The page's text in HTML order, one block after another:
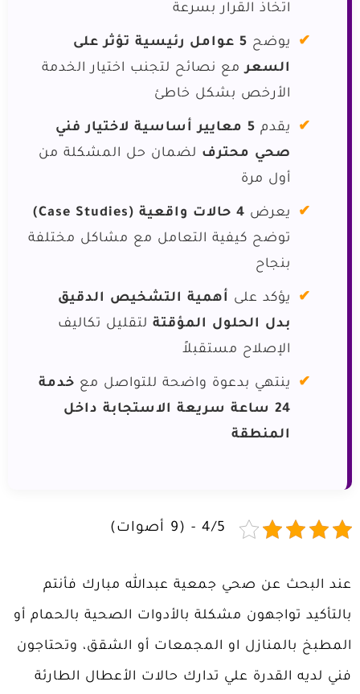
اتخاذ القرار بسرعة
يوضح
5 عوامل رئيسية تؤثر على
السعر مع نصائح لتجنب اختيار الخدمة
الأرخص بشكل خاطئ
يقدم
5 معايير أساسية لاختيار فني
صحي محترف لضمان حل المشكلة من
أول مرة
يعرض 4 حالات واقعية (Case Studies)
توضح كيفية التعامل مع مشاكل مختلفة
بنجاح
يؤكد على أهمية التشخيص الدقيق
بدل الحلول المؤقتة لتقليل تكاليف
الإصلاح مستقبلاً
ينتهي بدعوة واضحة للتواصل مع خدمة
24 ساعة سريعة الاستجابة داخل
المنطقة
4/5 - (9 أصوات)
عند البحث عن صحي جمعية عبدالله مبارك فأنتم
بالتأكيد تواجهون مشكلة بالأدوات الصحية بالحمام أو
المطبخ بالمنازل او المجمعات أو الشقق، وتحتاجون
فني لديه القدرة علي تدارك حالات الأعطال الطارئة